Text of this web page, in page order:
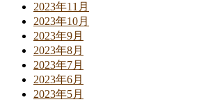
2023年11月
2023年10月
2023年9月
2023年8月
2023年7月
2023年6月
2023年5月